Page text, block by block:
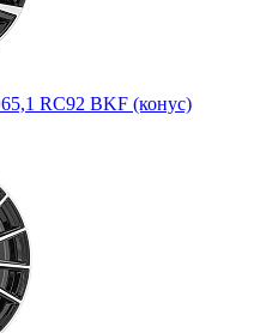
RC92 BKF (конус)